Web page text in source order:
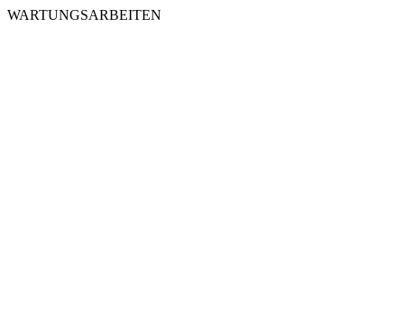
WARTUNGSARBEITEN